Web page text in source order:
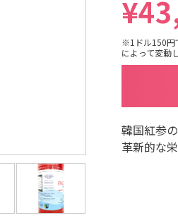
※1ドル150円
によって変動
韓国紅参
革新的な